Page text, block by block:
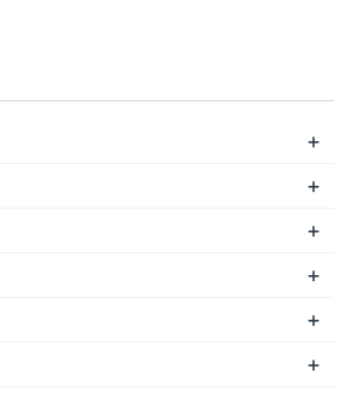
+
+
+
+
+
+